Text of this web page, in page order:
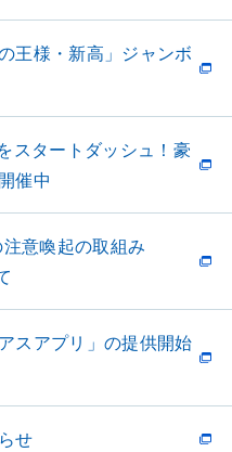
王様・新高」ジャンボ
スタートダッシュ！豪
催中
意喚起の取組み
スアプリ」の提供開始
せ